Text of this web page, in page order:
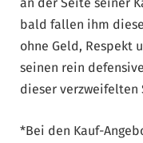
bald fallen ihm
ohne Geld, Respekt
seinen rein
dieser verzweifelten
*Bei den Kauf-